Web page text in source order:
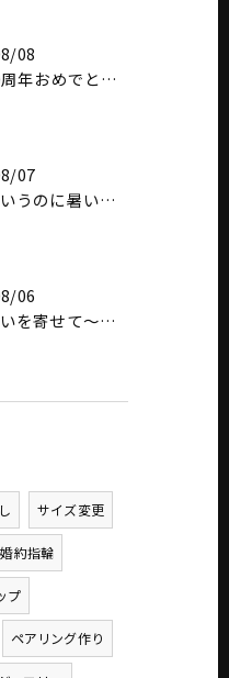
08
ご結婚20周年おめでとうございます
07
立秋だというのに暑いですね
06
故郷に思いを寄せて～オリジナルブランド【Shinano(しな...
サイズ変更
婚約指輪
プ
ペアリング作り